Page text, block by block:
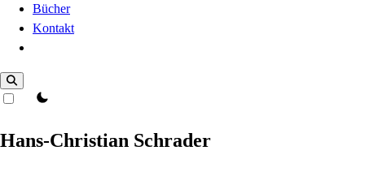
Bücher
Kontakt
theme switcher
Hans-Christian Schrader